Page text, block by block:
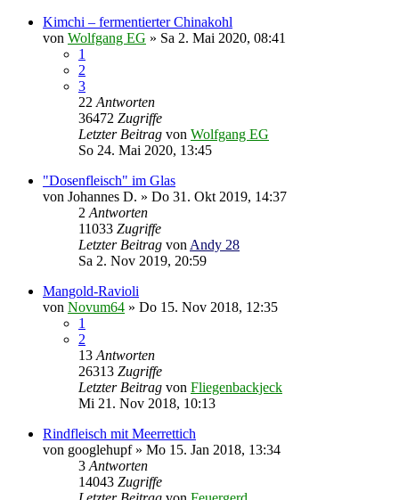
Kimchi – fermentierter Chinakohl
von Wolfgang EG » Sa 2. Mai 2020, 08:41
1
2
3
22 Antworten
36472 Zugriffe
Letzter Beitrag von Wolfgang EG
So 24. Mai 2020, 13:45
"Dosenfleisch" im Glas
von Johannes D. » Do 31. Okt 2019, 14:37
2 Antworten
11033 Zugriffe
Letzter Beitrag von Andy 28
Sa 2. Nov 2019, 20:59
Mangold-Ravioli
von Novum64 » Do 15. Nov 2018, 12:35
1
2
13 Antworten
26313 Zugriffe
Letzter Beitrag von Fliegenbackjeck
Mi 21. Nov 2018, 10:13
Rindfleisch mit Meerrettich
von googlehupf» Mo 15. Jan 2018, 13:34
3 Antworten
14043 Zugriffe